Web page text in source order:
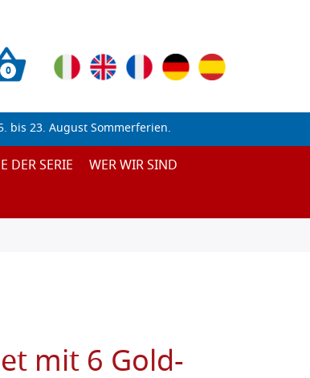
0
bis 23. August Sommerferien.
DER SERIE
WER WIR SIND
mit 6 Gold-